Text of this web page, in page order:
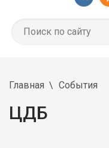
Главная События
ЦДБ